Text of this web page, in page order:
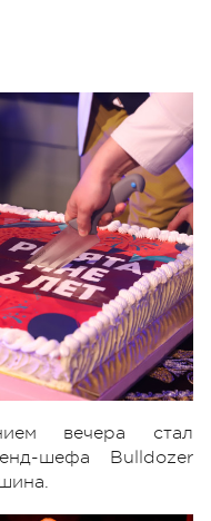
вечера стал
шефа Bulldozer